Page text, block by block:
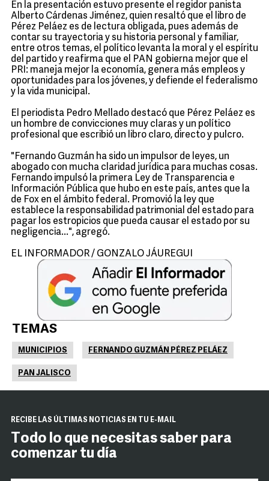
En la presentación estuvo presente el regidor panista
Alberto Cárdenas Jiménez, quien resaltó que el libro de
Pérez Peláez es de lectura obligada, pues además de
contar su trayectoria y su historia personal y familiar,
entre otros temas, el político levanta la moral y el espíritu
del partido y reafirma que el PAN gobierna mejor que el
PRI: maneja mejor la economía, genera más empleos y
oportunidades para los jóvenes, y defiende el federalismo
y la vida municipal.
El periodista Pedro Mellado destacó que Pérez Peláez es
un hombre de convicciones muy claras y un político
profesional que escribió un libro claro, directo y pulcro.
"Fernando Guzmán ha sido un impulsor de leyes, un
abogado con mucha claridad jurídica para muchas cosas.
Fernando impulsó la primera Ley de Transparencia e
Información Pública que hubo en este país, antes que la
de Fox en el ámbito federal. Promovió la ley que
establece la responsabilidad patrimonial del estado para
pagar los estropicios que pueda causar el estado por su
negligencia...", agregó.
EL INFORMADOR / GONZALO JÁUREGUI
TEMAS
MUNICIPIOS FERNANDO GUZMÁN PÉREZ PELÁEZ
PAN JALISCO
RECIBE LAS ÚLTIMAS NOTICIAS EN TU E-MAIL
Todo lo que necesitas saber para
comenzar tu día